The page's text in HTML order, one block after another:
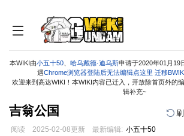
本WIKI由小五十50、 哈乌戴德·迪乌斯申请于2020年01月19
遇Chrome浏览器登陆后无法编辑点这里 迁移
欢迎来到高达WIKI！本WIKI内容已迁入，开放除首页外的
辑补充~
吉翁公国 刷
阅读 2025-02-08更新 最新编辑: 小五十50